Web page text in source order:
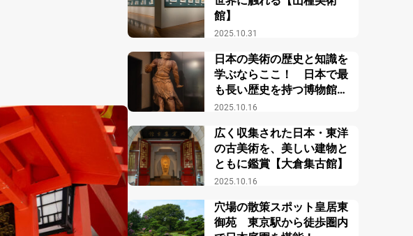
2025.10.31
館】
2025.10.16
日本の美術の歴史と知識を
学ぶならここ！ 日本で最
も長い歴史を持つ博物館
【東京国立博物館】
2025.10.16
広く収集された日本・東洋
の古美術を、美しい建物と
ともに鑑賞【大倉集古館】
穴場の散策スポット皇居東
御苑 東京駅から徒歩圏内